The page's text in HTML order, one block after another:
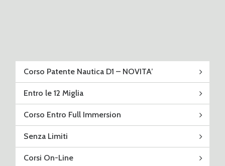
Corso Patente Nautica D1 – NOVITA’
Entro le 12 Miglia
Corso Entro Full Immersion
Senza Limiti
Corsi On-Line